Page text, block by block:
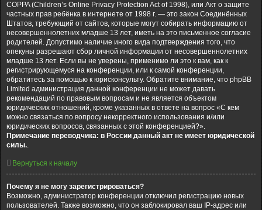
COPPA (Children’s Online Privacy Protection Act of 1998), или Акт о защите
частных прав ребёнка в интернете от 1998 г. — это закон Соединённых
Штатов, требующий от сайтов, которые могут собирать информацию от
несовершеннолетних младше 13 лет, иметь на это письменное согласие
родителей. Допустимо наличие иного вида подтверждения того, что
опекуны разрешают сбор личной информации от несовершеннолетних
младше 13 лет. Если вы не уверены, применимо ли это к вам, как к
регистрирующемуся на конференции, или к самой конференции,
обратитесь за помощью к юрисконсульту. Обратите внимание, что phpBB
Limited администрация данной конференции не может давать
рекомендаций по правовым вопросам и не является объектом
юридических отношений, кроме указанных в ответе на вопрос «С кем
можно связаться по вопросу некорректного использования и/или
юридических вопросов, связанных с этой конференцией?».
Примечание переводчика: в России данный акт не имеет юридической
силы..
Вернуться к началу
Почему я не могу зарегистрироваться?
Возможно, администратор конференции отключил регистрацию новых
пользователей. Также возможно, что он заблокировал ваш IP-адрес или